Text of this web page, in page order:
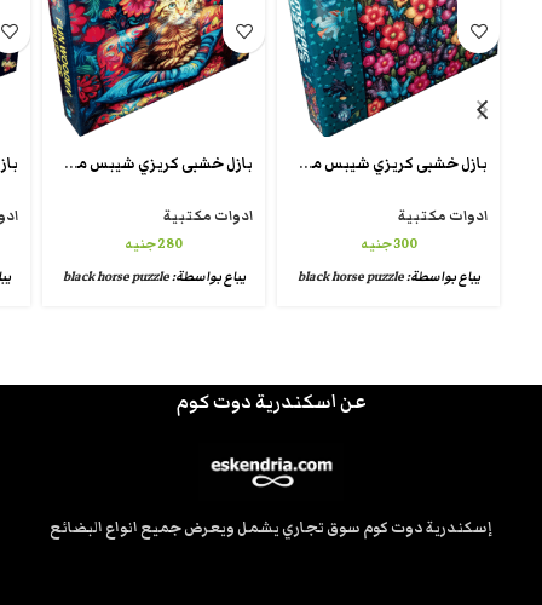
بازل خشبى كريزي شيبس من بلاك هورس crazy puzzle mosic
ادوات مكتبية
300جنيه
يباع بواسطة:black horse puzzle
بازل خشبى كريزي شيبس من بلاك هورس fun wooden puzzle
ادوات مكتبية
280جنيه
يباع بواسطة:black horse puzzle
عن اسكندرية دوت كوم
إسكندرية دوت كوم سوق تجاري يشمل ويعرض جميع انواع البضائع